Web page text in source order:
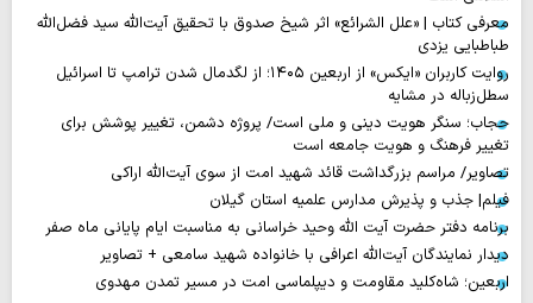
معرفی کتاب | «علل الشرائع» اثر شیخ صدوق با تحقیق آیت‌الله سید فضل‌الله
طباطبایی یزدی
روایت‌ کاربران «ایکس» از اربعین ۱۴۰۵؛ از لگدمال شدن ترامپ تا اسرائیل
سطل‌زباله‌ در مشایه
حجاب؛ سنگر هویت دینی و ملی است/ پروژه دشمن، تغییر پوشش برای
تغییر فرهنگ و هویت جامعه است
تصاویر/ مراسم بزرگداشت قائد شهید امت از سوی آیت‌الله اراکی
فیلم| جذب و پذیرش مدارس علمیه استان گیلان
برنامه دفتر حضرت آیت الله وحید خراسانی به مناسبت ایام پایانی ماه صفر
دیدار نمایندگان آیت‌الله اعرافی با خانواده شهید سامعی + تصاویر
اربعین؛ شاه‌کلید مقاومت و دیپلماسی امت در مسیر تمدن مهدوی